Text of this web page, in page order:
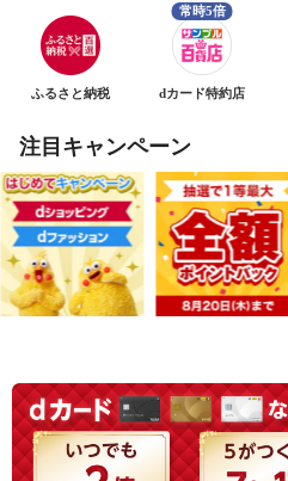
ふるさと納税 dカード特約店
注目キャンペーン